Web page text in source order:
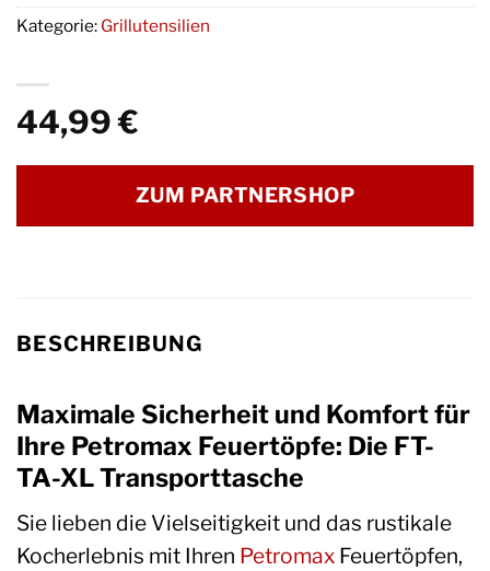
44,99€
ZUM PARTNERSHOP
Kategorie: Grillutensilien
BESCHREIBUNG
Maximale Sicherheit und Komfort für
Ihre Petromax Feuertöpfe: Die FT-
TA-XL Transporttasche
Sie lieben die Vielseitigkeit und das rustikale
Kocherlebnis mit Ihren Petromax Feuertöpfen,